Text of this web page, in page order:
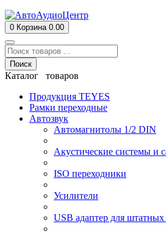
0 Корзина 0.00
Поиск
Каталог товаров
Продукция TEYES
Рамки переходные
Автозвук
Автомагнитолы 1/2 DIN
Акустические системы и
ISO переходники
Усилители
USB адаптер для штатных